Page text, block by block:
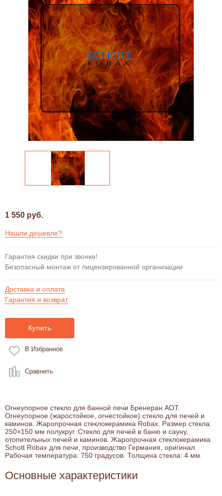
1 550 руб.
Нашли дешевле?
Гарантия скидки при звонке!
Безопасный монтаж от лицензированной организации
Доставка и оплата
Гарантия и возврат
Купить
В Избранное
Сравнить
Огнеупорное стекло для банной печи Бренеран АОТ.
Огнеупорное (жаростойкое, огнестойкое) стекло для печей и
каминов. Жаропрочная стеклокерамика Robax. Размер стекла:
250×150 мм полукруг. Стекло для печей в баню и сауну,
отопительных печей и каминов. Жаропрочная стеклокерамика
Schott Robax для печи, производство Германия, оригинал.
Рабочая температура: 750 градусов. Толщина стекла: 4 мм.
Основные характеристики